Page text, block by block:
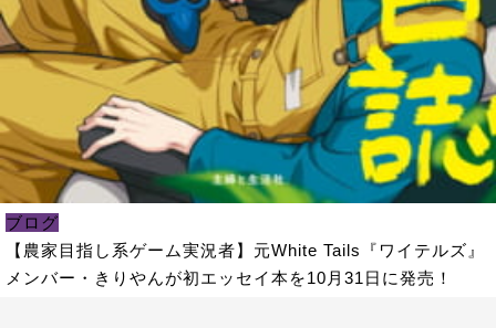
ブログ
【農家目指し系ゲーム実況者】元White Tails『ワイテルズ』
メンバー・きりやんが初エッセイ本を10月31日に発売！